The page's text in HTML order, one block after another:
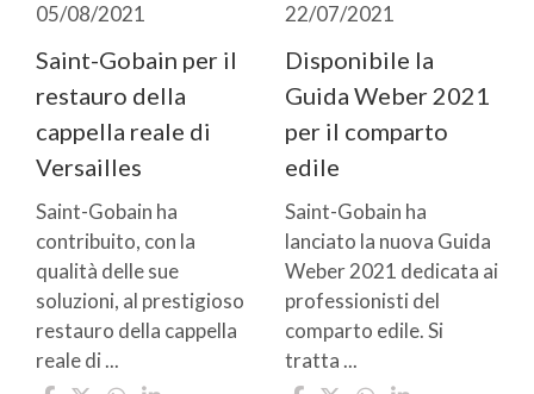
05/08/2021
Saint-Gobain per il
restauro della
cappella reale di
Versailles
Saint-Gobain ha
contribuito, con la
qualità delle sue
soluzioni, al prestigioso
restauro della cappella
reale di ...
22/07/2021
Disponibile la
Guida Weber 2021
per il comparto
edile
Saint-Gobain ha
lanciato la nuova Guida
Weber 2021 dedicata ai
professionisti del
comparto edile. Si
tratta ...